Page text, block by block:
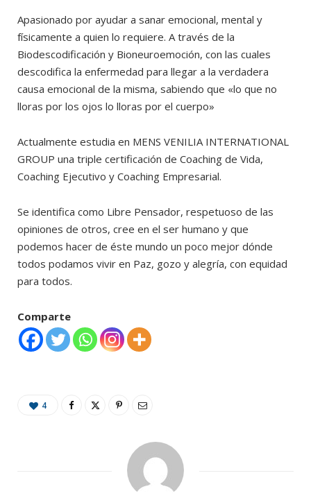
Apasionado por ayudar a sanar emocional, mental y
físicamente a quien lo requiere. A través de la
Biodescodificación y Bioneuroemoción, con las cuales
descodifica la enfermedad para llegar a la verdadera
causa emocional de la misma, sabiendo que «lo que no
lloras por los ojos lo lloras por el cuerpo»
Actualmente estudia en MENS VENILIA INTERNATIONAL
GROUP una triple certificación de Coaching de Vida,
Coaching Ejecutivo y Coaching Empresarial.
Se identifica como Libre Pensador, respetuoso de las
opiniones de otros, cree en el ser humano y que
podemos hacer de éste mundo un poco mejor dónde
todos podamos vivir en Paz, gozo y alegría, con equidad
para todos.
Comparte
4